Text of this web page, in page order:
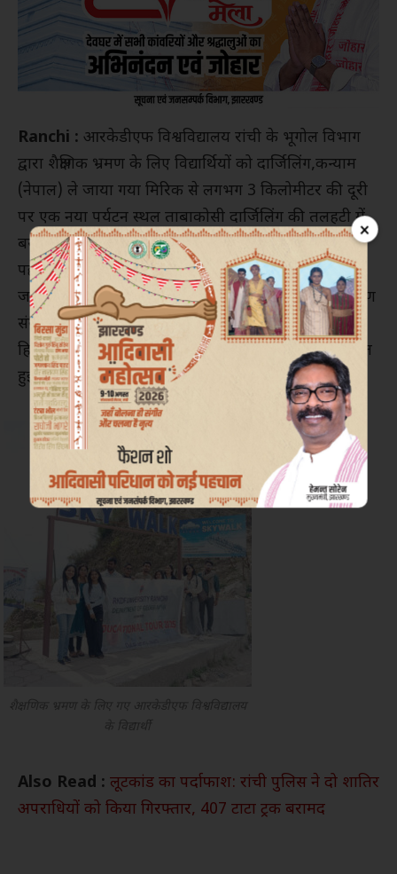
×
Ranchi : आरकेडीएफ विश्वविद्यालय रांची के भूगोल विभाग
द्वारा शैक्षणिक भ्रमण के लिए विद्यार्थियों को दार्जिलिंग,कन्याम
(नेपाल) ले जाया गया मिरिक से लगभग 3 किलोमीटर की दूरी
पर एक नया पर्यटन स्थल ताबाकोसी दार्जिलिंग की तलहटी में
बसा एक अनोखा इलाका है शांत वातावरण से भरपूर है ।
पद्दमजा नायडू हिमालयन प्राणी उद्यान विभिन्न हिमालयी
जानवरों के निवास वाले स्थानों का भ्रमण। हिमालय पर्वतारोहण
संस्थान पर्वतारोहण के इतिहास और तेनजिंग नोर्गे और एडमंड
हिलेरी की विरासत के बारे में छात्र-छात्राओं को जानकारी प्राप्त
हुई ।
शैक्षणिक भ्रमण के लिए गए आरकेडीएफ विश्वविद्यालय
के विद्यार्थी
Also Read : लूटकांड का पर्दाफाश: रांची पुलिस ने दो शातिर
अपराधियों को किया गिरफ्तार, 407 टाटा ट्रक बरामद